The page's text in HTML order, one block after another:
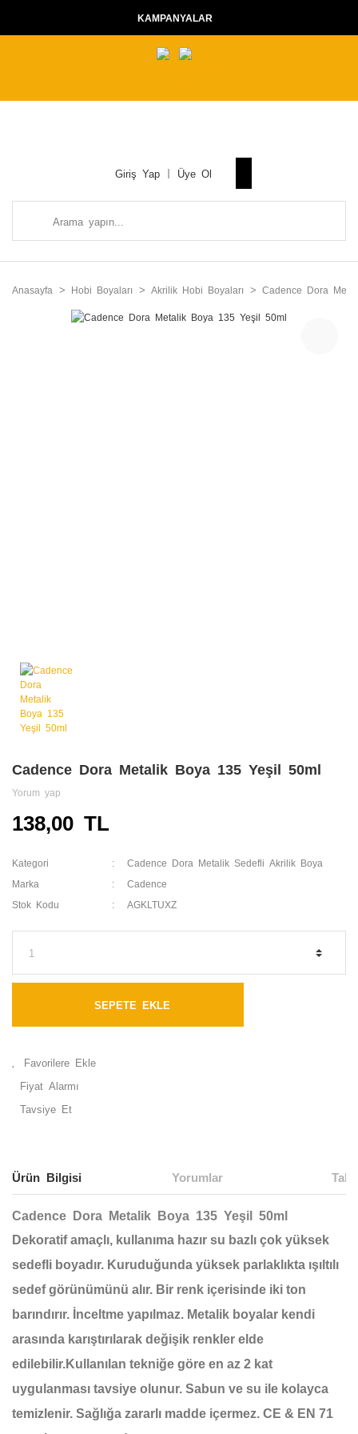
KAMPANYALAR
Giriş Yap Üye Ol
Anasayfa Hobi Boyaları Akrilik Hobi Boyaları Cadence Dora
Cadence Dora Metalik Boya 135 Yeşil 50ml
Yorum yap
138,00 TL
Kategori Cadence Dora Metalik Sedefli Akrilik Boya
Marka Cadence
Stok Kodu AGKLTUXZ
SEPETE EKLE
Fiyat Alarmı
Tavsiye Et
Ürün Bilgisi Yorumlar
Cadence Dora Metalik Boya 135 Yeşil 50ml
Dekoratif amaçlı, kullanıma hazır su bazlı çok yüksek
sedefli boyadır. Kuruduğunda yüksek parlaklıkta ışıltılı
sedef görünümünü alır. Bir renk içerisinde iki ton
barındırır. İnceltme yapılmaz. Metalik boyalar kendi
arasında karıştırılarak değişik renkler elde
edilebilir.Kullanılan tekniğe göre en az 2 kat
uygulanması tavsiye olunur. Sabun ve su ile kolayca
temizlenir. Sağlığa zararlı madde içermez. CE & EN 71